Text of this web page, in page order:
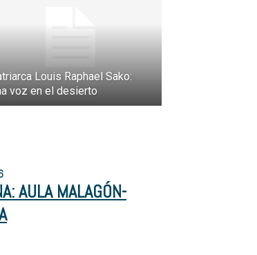
Louis Raphael Sako:
voz en el desierto
AULA MALAGÓN-